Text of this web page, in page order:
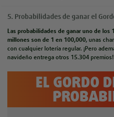
5. Probabilidades de ganar el
Las probabilidades de ganar uno de los
millones son de 1 en 100,000,unas
con cualquier lotería regular. ¡Pero
navideño entrega otros 15.304 premios!
EL GORDO